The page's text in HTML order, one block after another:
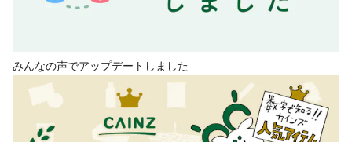
みんなの声でアップデートしました